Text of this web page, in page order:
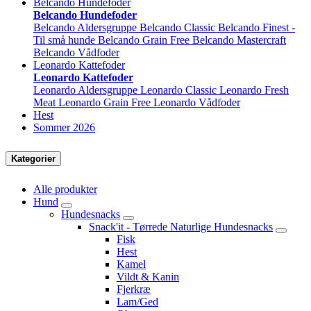
Belcando Hundefoder
Belcando Aldersgruppe Belcando Classic Belcando Finest -
Til små hunde Belcando Grain Free Belcando Mastercraft
Belcando Vådfoder
Leonardo Kattefoder
Leonardo Kattefoder
Leonardo Aldersgruppe Leonardo Classic Leonardo Fresh
Meat Leonardo Grain Free Leonardo Vådfoder
Hest
Sommer 2026
Kategorier
Alle produkter
Hund
Hundesnacks
Snack'it - Tørrede Naturlige Hundesnacks
Fisk
Hest
Kamel
Vildt & Kanin
Fjerkræ
Lam/Ged